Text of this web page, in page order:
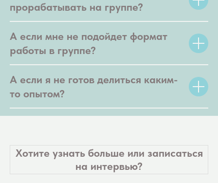
прорабатывать на группе?
А если мне не подойдет формат
работы в группе?
А если я не готов делиться каким-
то опытом?
Хотите узнать больше или записаться
на интервью?